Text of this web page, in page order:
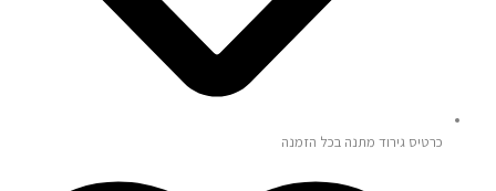
כרטיס גירוד מתנה בכל הזמנה